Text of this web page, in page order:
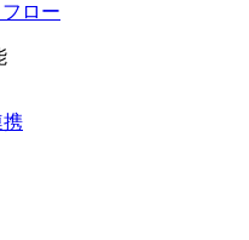
ロー
携